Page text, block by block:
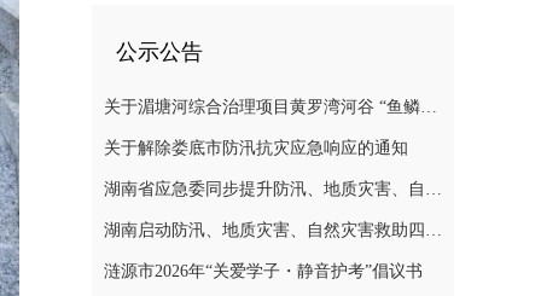
公示公告
关于湄塘河综合治理项目黄罗湾河谷 “鱼鳞坝”区域不对外开放的公告
关于解除娄底市防汛抗灾应急响应的通知
湖南省应急委同步提升防汛、地质灾害、自然灾害救助应急响应至三级
湖南启动防汛、地质灾害、自然灾害救助四级应急响应
涟源市2026年“关爱学子・静音护考”倡议书